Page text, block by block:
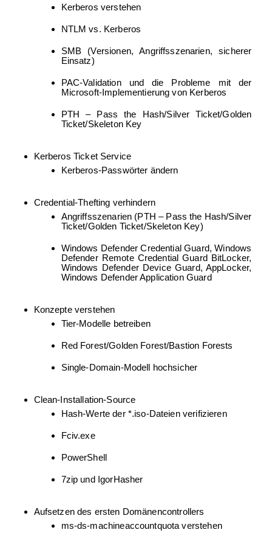
Kerberos verstehen
NTLM vs. Kerberos
SMB (Versionen, Angriffsszenarien, sicherer
Einsatz)
PAC-Validation und die Probleme mit der
Microsoft-Implementierung von Kerberos
PTH – Pass the Hash/Silver Ticket/Golden
Ticket/Skeleton Key
Kerberos Ticket Service
Kerberos-Passwörter ändern
Credential-Thefting verhindern
Angriffsszenarien (PTH – Pass the Hash/Silver
Ticket/Golden Ticket/Skeleton Key)
Windows Defender Credential Guard, Windows
Defender Remote Credential Guard BitLocker,
Windows Defender Device Guard, AppLocker,
Windows Defender Application Guard
Konzepte verstehen
Tier-Modelle betreiben
Red Forest/Golden Forest/Bastion Forests
Single-Domain-Modell hochsicher
Clean-Installation-Source
Hash-Werte der *.iso-Dateien verifizieren
Fciv.exe
PowerShell
7zip und IgorHasher
Aufsetzen des ersten Domänencontrollers
ms-ds-machineaccountquota verstehen